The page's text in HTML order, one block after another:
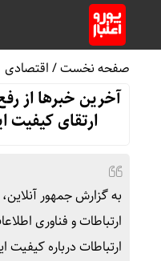
صفحه نخست/اقتصادی
آخرین خبرها از
ارتقای کیفیت
به گزارش جمهور
ارتباطات و فناوری
ارتباطات درباره کیفیت